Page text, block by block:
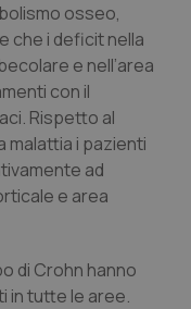
osseo,
che i deficit nella
e nell’area
con il
Rispetto al
malattia i pazienti
ad
e area
di Crohn hanno
in tutte le aree.